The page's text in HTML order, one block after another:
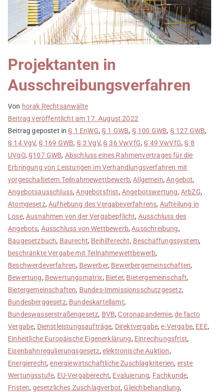
Projektanten in
Ausschreibungsverfahren
Von horak Rechtsanwälte
Beitrag veröffentlicht am 17. August 2022
Beitrag gepostet in§ 1 EnWG,§ 1 GWB, § 100 GWB, § 127 GWB,
§ 14 VgV, § 169 GWB, § 3 VgV,§ 36 VwVfG,§ 49 VwVfG,§ 8
UVgO,§107 GWB, Abschluss eines Rahmenvertrages für die
Erbringung von Leistungen im Verhandlungsverfahren mit
vorgeschaltetem Teilnahmewettbewerb,Allgemein,Angebot,
Angebotsausschluss,Angebotsfrist, Angebotswertung, ArbZG,
Atomgesetz,Aufhebung des Vergabeverfahrens, Aufteilung in
Lose,Ausnahmen von der Vergabepflicht, Ausschluss des
Angebots, Ausschluss von Wettbewerb,Ausschreibung,
Baugesetzbuch, Baurecht, Beihilferecht, Beschaffungssystem,
beschränkte Vergabe mit Teilnahmewettbewerb,
Beschwerdeverfahren, Bewerber, Bewerbergemeinschaften,
Bewertung, Bewertungsmatrix, Bieter, Bietergemeinschaft,
Bietergemeinschaften, Bundes-Immissionsschutzgesetz,
Bundesberggesetz, Bundeskartellamt,
Bundeswasserstraßengesetz, BVB,Coronapandemie,de facto
Vergabe, Dienstleistungsaufträge, Direktvergabe,e-Vergabe, EEE,
Einheitliche Europäische Eigenerklärung, Einrecihungsfrist,
Eisenbahnregulierungsgesetz, elektronische Auktion,
Energierecht,energiewirtschaftliche Zuschlagkriterien, erste
Wertungsstufe, EU-Vergaberecht, Evaluierung, Fachkunde,
Fristen, gesetzliches Zuschlagverbot, Gleichbehandlung,